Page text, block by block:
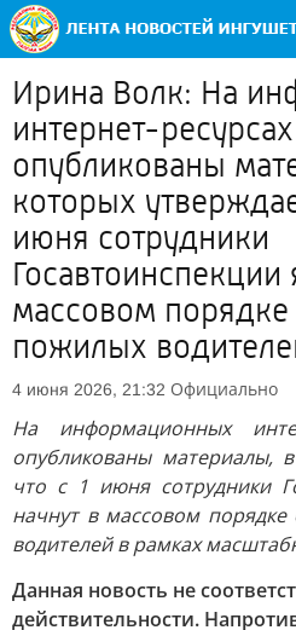
Ирина Волк: На
интернет-
опубликованы
которых
июня сотрудники
массовом порядке
пожилых
4 июня 2026, 21:32 Официально
На информационных
опубликованы материалы,
что с 1 июня сотрудники
начнут в массовом порядке
водителей в рамках
Данная новость не
действительности.